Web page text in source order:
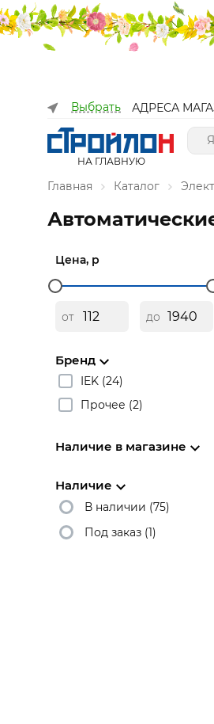
Выбрать АДРЕСА
НА ГЛАВНУЮ
Главная Каталог
Цена, р
от до
Бренд
IEK (24)
Прочее (2)
Наличие в магазине
Наличие
В наличии (75)
Под заказ (1)